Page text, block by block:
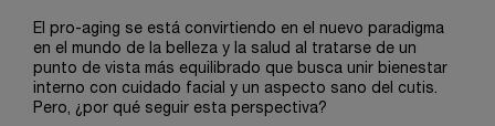
El pro-aging se está convirtiendo en el nuevo paradigma
en el mundo de la belleza y la salud al tratarse de un
punto de vista más equilibrado que busca unir bienestar
interno con cuidado facial y un aspecto sano del cutis.
Pero, ¿por qué seguir esta perspectiva?